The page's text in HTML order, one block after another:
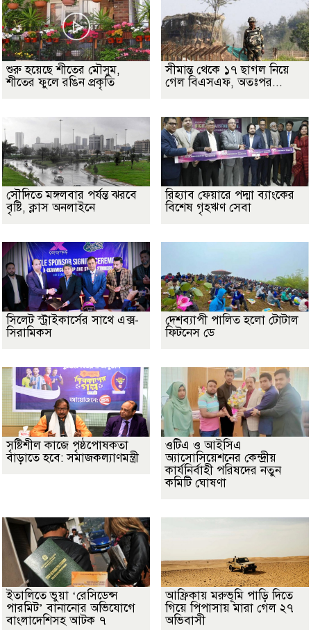
শুরু হয়েছে শীতের মৌসুম,
শীতের ফুলে রঙিন প্রকৃতি
সীমান্ত থেকে ১৭ ছাগল নিয়ে
গেল বিএসএফ, অতঃপর...
সৌদিতে মঙ্গলবার পর্যন্ত ঝরবে
বৃষ্টি, ক্লাস অনলাইনে
রিহ্যাব ফেয়ারে পদ্মা ব্যাংকের
বিশেষ গৃহঋণ সেবা
সিলেট স্ট্রাইকার্সের সাথে এক্স-
সিরামিকস
দেশব্যাপী পালিত হলো টোটাল
ফিটনেস ডে
সৃষ্টিশীল কাজে পৃষ্ঠপোষকতা
বাড়াতে হবে: সমাজকল্যাণমন্ত্রী
ওটিএ ও আইসিএ
অ্যাসোসিয়েশনের কেন্দ্রীয়
কার্যনির্বাহী পরিষদের নতুন
কমিটি ঘোষণা
ইতালিতে ভুয়া ‘রেসিডেন্স
পারমিট’ বানানোর অভিযোগে
বাংলাদেশিসহ আটক ৭
আফ্রিকায় মরুভূমি পাড়ি দিতে
গিয়ে পিপাসায় মারা গেল ২৭
অভিবাসী